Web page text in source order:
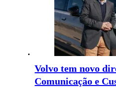
Volvo tem novo
Comunicação e